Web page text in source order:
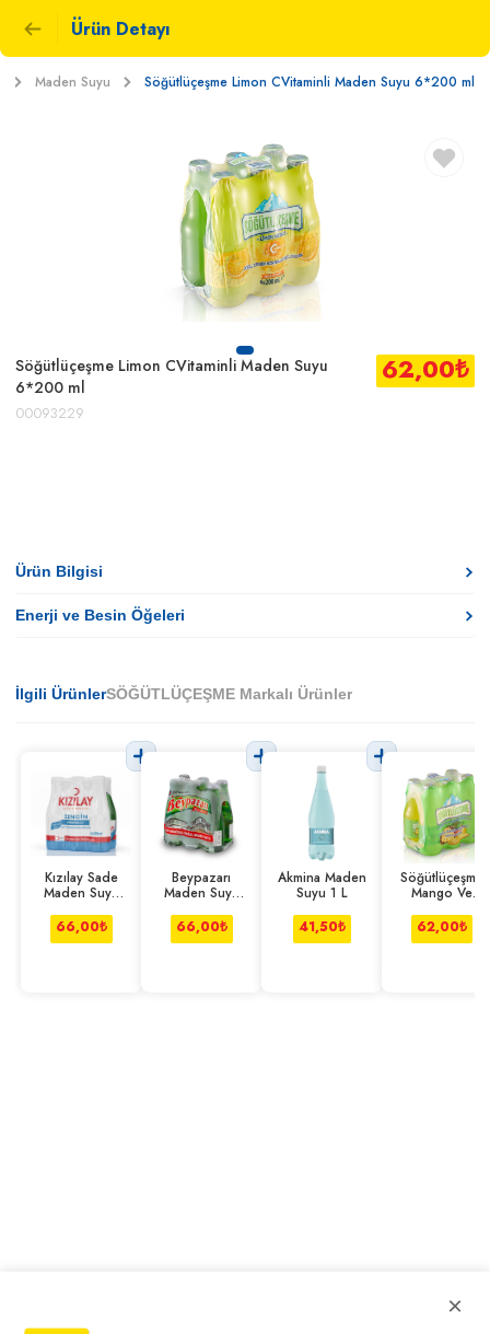
Ürün Detayı
Maden Suyu Söğütlüçeşme Limon CVitaminli Maden Suyu 6*200 ml
Söğütlüçeşme Limon CVitaminli Maden Suyu
6*200 ml
00093229
62,00₺
Ürün Bilgisi
Enerji ve Besin Öğeleri
İlgili ÜrünlerSÖĞÜTLÜÇEŞME Markalı Ürünler
Kızılay Sade
Maden Suyu
66,00₺
Beypazarı
Maden Suyu
66,00₺
Akmina Maden
Suyu 1 L
41,50₺
Söğütlüçeşme
Mango Ve
6*200 ml
62,00₺
×